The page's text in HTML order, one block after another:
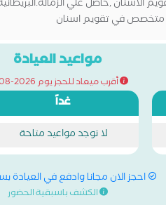
متخصص في تقويم اسنان
مواعيد العيادة
أقرب ميعاد للحجز يوم 2026-08-13
غداً
لا توجد مواعيد متاحة
احجز الان مجانا وادفع في العيادة
الكشف باسبقية الحضور